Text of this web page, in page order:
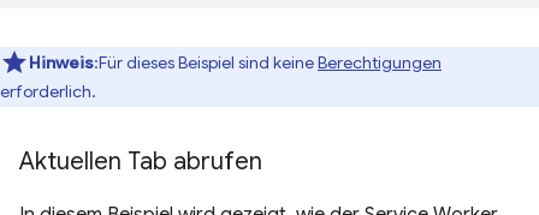
Hinweis:Für dieses Beispiel sind keineBerechtigungen
erforderlich.
Aktuellen Tab abrufen